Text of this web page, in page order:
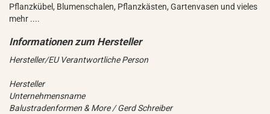
Pflanzkübel, Blumenschalen, Pflanzkästen, Gartenvasen und vieles
mehr ....
Hersteller/EU Verantwortliche Person
Hersteller
Unternehmensname
Balustradenformen & More / Gerd Schreiber